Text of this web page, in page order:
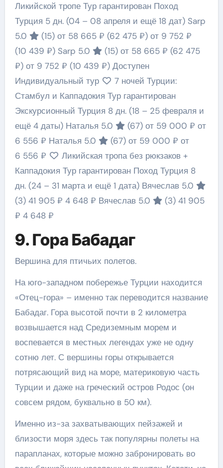
Ликийской тропе Тур гарантирован Поход
Турция 5 дн. (04 – 08 апреля и ещё 18 дат) Sarp
5.0
(15) от 58 665 ₽ (62 475 ₽) от 9 752 ₽
(10 439 ₽) Sarp 5.0 (15) от 58 665 ₽ (62 475
₽) от 9 752 ₽ (10 439 ₽) Доступен
Индивидуальный тур
7 ночей Турции:
Стамбул и Каппадокия Тур гарантирован
Экскурсионный Турция 8 дн. (18 – 25 февраля и
ещё 4 даты) Наталья 5.0 (67) от 59 000 ₽ от
6 556 ₽ Наталья 5.0 (67) от 59 000 ₽ от
6 556 ₽
Ликийская тропа без рюкзаков +
Каппадокия Тур гарантирован Поход Турция 8
дн. (24 – 31 марта и ещё 1 дата) Вячеслав 5.0
(3) 41 905 ₽ 4 648 ₽ Вячеслав 5.0 (3) 41 905
₽ 4 648 ₽
9. Гора Бабадаг
Вершина для птичьих полетов.
На юго-западном побережье Турции находится
«Отец-гора» – именно так переводится название
Бабадаг. Гора высотой почти в 2 километра
возвышается над Средиземным морем и
воспевается в местных легендах уже не одну
сотню лет. С вершины горы открывается
потрясающий вид на море, материковую часть
Турции и даже на греческий остров Родос (он
совсем рядом, буквально в 50 км).
Именно из-за захватывающих пейзажей и
близости моря здесь так популярны полеты на
парапланах, которые можно забронировать во